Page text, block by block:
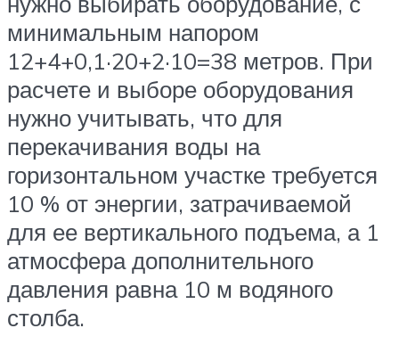
минимальным напором
12+4+0,1·20+2·10=38 метров. При
расчете и выборе оборудования
нужно учитывать, что для
перекачивания воды на
горизонтальном участке требуется
10 % от энергии, затрачиваемой
для ее вертикального подъема, а 1
атмосфера дополнительного
давления равна 10 м водяного
столба.